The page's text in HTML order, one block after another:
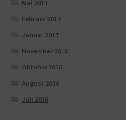
Mai 2017
Februar 2017
Januar 2017
November 2016
Oktober 2016
August 2016
Juli 2016